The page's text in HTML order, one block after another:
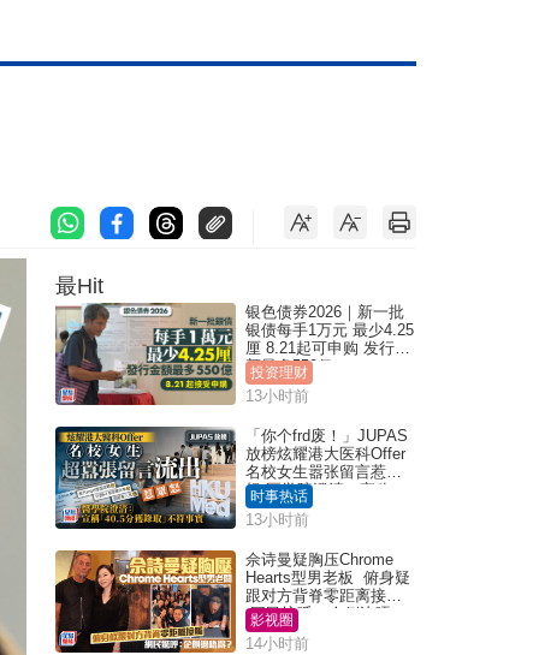
最Hit
银色债券2026｜新一批
银债每手1万元 最少4.25
厘 8.21起可申购 发行金
额最多550亿
投资理财
13小时前
「你个frd废！」JUPAS
放榜炫耀港大医科Offer
名校女生嚣张留言惹众
怒 医学院澄清：宣称
「40.5分获录取」不符事
实｜Juicy叮
时事热话
13小时前
佘诗曼疑胸压Chrome
Hearts型男老板 俯身疑
跟对方背脊零距离接触
网民惊呼：企侧边唔
得？
影视圈
14小时前